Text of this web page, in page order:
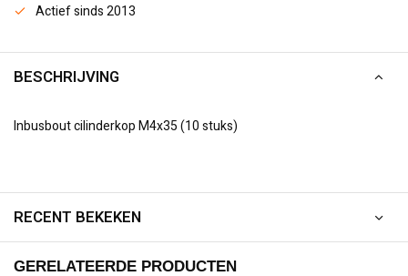
Actief sinds 2013
BESCHRIJVING
Inbusbout cilinderkop M4x35 (10 stuks)
RECENT BEKEKEN
GERELATEERDE PRODUCTEN